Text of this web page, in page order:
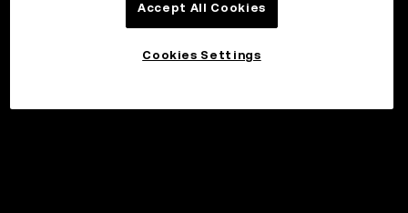
Accept All Cookies
Cookies Settings